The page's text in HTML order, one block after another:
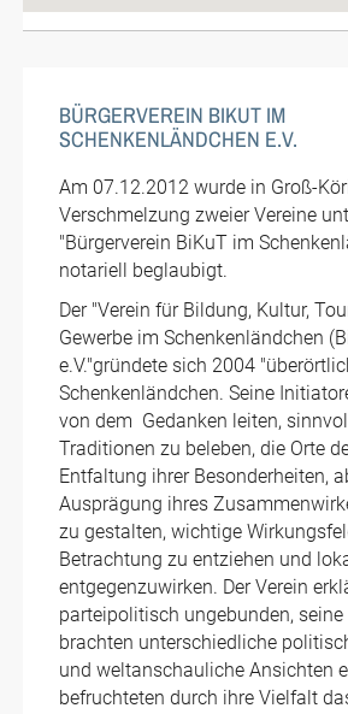
BÜRGERVEREIN BIKUT IM
SCHENKENLÄNDCHEN E.V.
Am 07.12.2012 wurde in Groß-
Verschmelzung zweier Vereine
"Bürgerverein BiKuT im
notariell beglaubigt.
Der "Verein für Bildung, Kultur,
Gewerbe im Schenkenländchen
e.V."gründete sich 2004
Schenkenländchen. Seine
von dem Gedanken leiten,
Traditionen zu beleben, die Orte
Entfaltung ihrer Besonderheiten,
Ausprägung ihres
zu gestalten, wichtige
Betrachtung zu entziehen und
entgegenzuwirken. Der Verein
parteipolitisch ungebunden,
brachten unterschiedliche
und weltanschauliche Ansichten
befruchteten durch ihre Vielfalt